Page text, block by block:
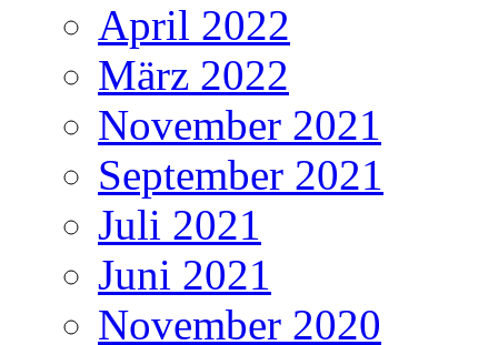
April 2022
März 2022
November 2021
September 2021
Juli 2021
Juni 2021
November 2020